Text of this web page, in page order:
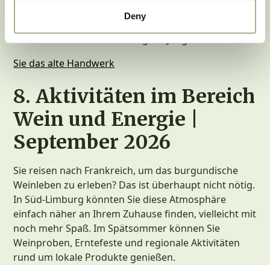
Deny
wie das Handwerk von Generation zu Generation
weitergegeben wurde. Eine lehrreiche und
Sie das alte Handwerk
8. Aktivitäten im Bereich
Wein und Energie |
September 2026
Sie reisen nach Frankreich, um das burgundische
Weinleben zu erleben? Das ist überhaupt nicht nötig.
In Süd-Limburg könnten Sie diese Atmosphäre
einfach näher an Ihrem Zuhause finden, vielleicht mit
noch mehr Spaß. Im Spätsommer können Sie
Weinproben, Erntefeste und regionale Aktivitäten
rund um lokale Produkte genießen.